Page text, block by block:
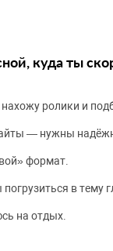
куда ты
ролики и
— нужны
формат.
в тему
на отдых.